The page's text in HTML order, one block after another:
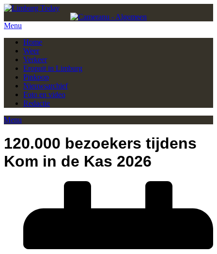
Menu
Home
Weer
Verkeer
Eropuit in Limburg
Pinkpop
Nieuwsarchief
Foto en video
Redactie
Menu
120.000 bezoekers tijdens
Kom in de Kas 2026